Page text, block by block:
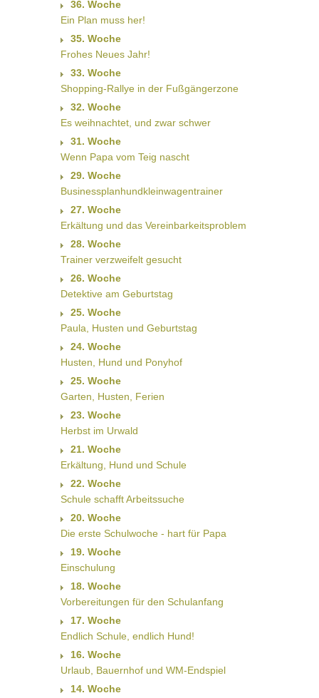
36. Woche
Ein Plan muss her!
35. Woche
Frohes Neues Jahr!
33. Woche
Shopping-Rallye in der Fußgängerzone
32. Woche
Es weihnachtet, und zwar schwer
31. Woche
Wenn Papa vom Teig nascht
29. Woche
Businessplanhundkleinwagentrainer
27. Woche
Erkältung und das Vereinbarkeitsproblem
28. Woche
Trainer verzweifelt gesucht
26. Woche
Detektive am Geburtstag
25. Woche
Paula, Husten und Geburtstag
24. Woche
Husten, Hund und Ponyhof
25. Woche
Garten, Husten, Ferien
23. Woche
Herbst im Urwald
21. Woche
Erkältung, Hund und Schule
22. Woche
Schule schafft Arbeitssuche
20. Woche
Die erste Schulwoche - hart für Papa
19. Woche
Einschulung
18. Woche
Vorbereitungen für den Schulanfang
17. Woche
Endlich Schule, endlich Hund!
16. Woche
Urlaub, Bauernhof und WM-Endspiel
14. Woche